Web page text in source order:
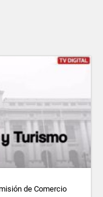
de Comercio